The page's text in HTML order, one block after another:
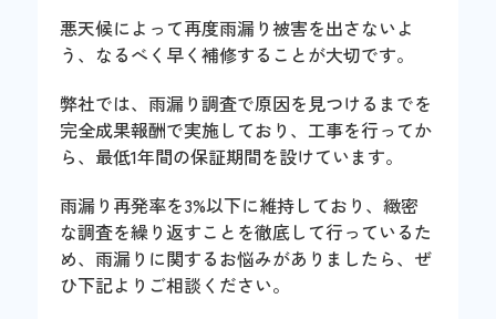
悪天候によって再度雨漏り被害を出さないよ
う、なるべく早く補修することが大切です。
弊社では、雨漏り調査で原因を見つけるまでを
完全成果報酬で実施しており、工事を行ってか
ら、最低1年間の保証期間を設けています。
雨漏り再発率を3%以下に維持しており、緻密
な調査を繰り返すことを徹底して行っているた
め、雨漏りに関するお悩みがありましたら、ぜ
ひ下記よりご相談ください。